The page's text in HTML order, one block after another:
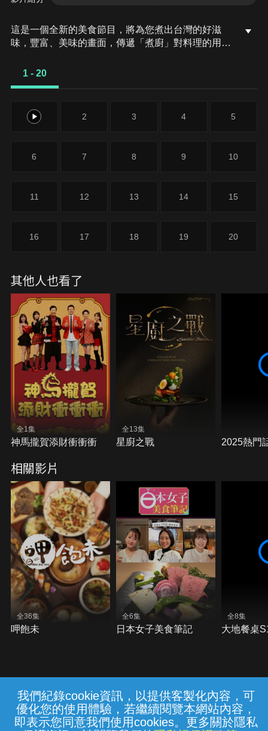
我們紀錄cookie資訊，以提供客製化內容，可
優化您的使用體驗，若繼續閱覽本網站內容，
即表示您同意我們使用cookies。更多關於隱私
這是一個全新的美食節目，將為您煮出台灣的好滋
味，豐富、美味的畫面，傳遞「煮廚」對料理的用
趣！現今飲食已趨健康走向為主，「全民大煮廚」要
開始！
1 - 20
1 2 3 4 5
6 7 8 9 10
11 12 13 14 15
16 17 18 19 20
其他人也看了
全1集
神馬攏賀添財衝衝衝
全13集
星廚之戰 2025熱門
相關影片
全36集
呷飽未
全6集
日本女子美食筆記
全8集
大地餐桌
常見問題 線上客服 服務條款 隱私權保護
{{notifyMsg}}